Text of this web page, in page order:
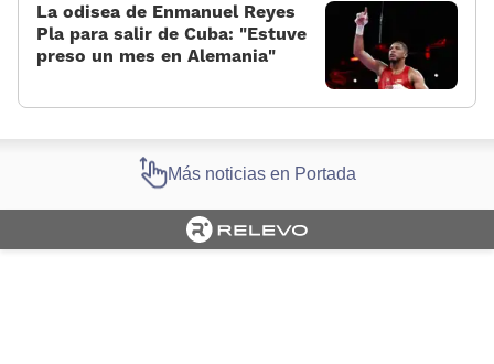
La odisea de Enmanuel Reyes
Pla para salir de Cuba: «Estuve
preso un mes en Alemania»
Más noticias en Portada